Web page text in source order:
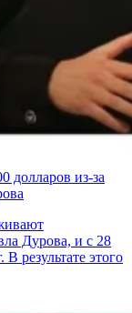
долларов из-за
Дурова, и с 28
результате этого